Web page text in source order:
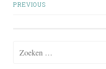
Posts
PREVIOUS
Zoeken